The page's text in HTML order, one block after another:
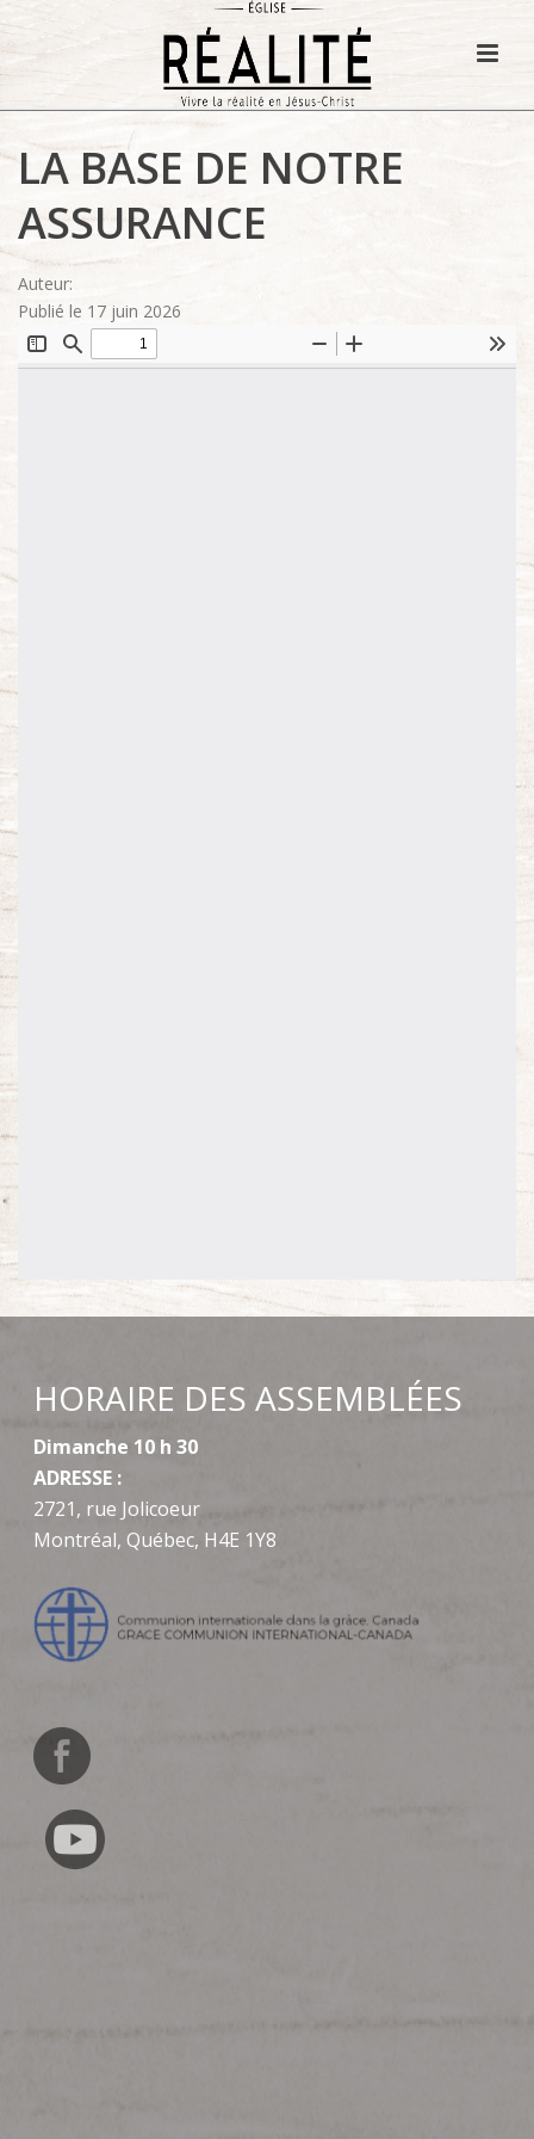
LA BASE DE NOTRE
ASSURANCE
Auteur:
Publié le 17 juin 2026
HORAIRE DES ASSEMBLÉES
Dimanche 10 h 30
ADRESSE :
2721, rue Jolicoeur
Montréal, Québec, H4E 1Y8